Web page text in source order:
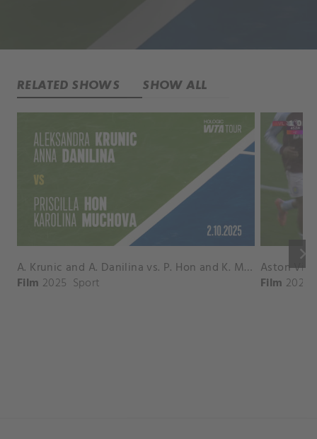
RELATED SHOWS SHOW ALL
keyboard_arrow_right
A. Krunic and A. Danilina vs. P. Hon and K. Muchova Match Highlights - BEIJING_Capital Group Diamond ( October 02, 2025)
Film 2025 Sport Film 2026